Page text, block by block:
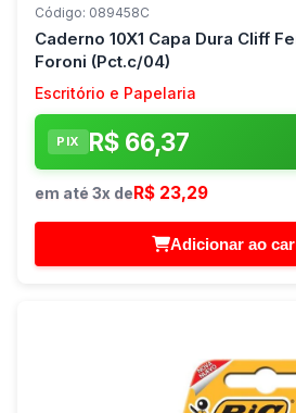
Código: 089458C
Caderno 10X1 Capa Dura Cliff
Foroni (Pct.c/04)
Escritório e Papelaria
PIX R$ 66,37
em até 3x deR$ 23,29
Adicionar ao